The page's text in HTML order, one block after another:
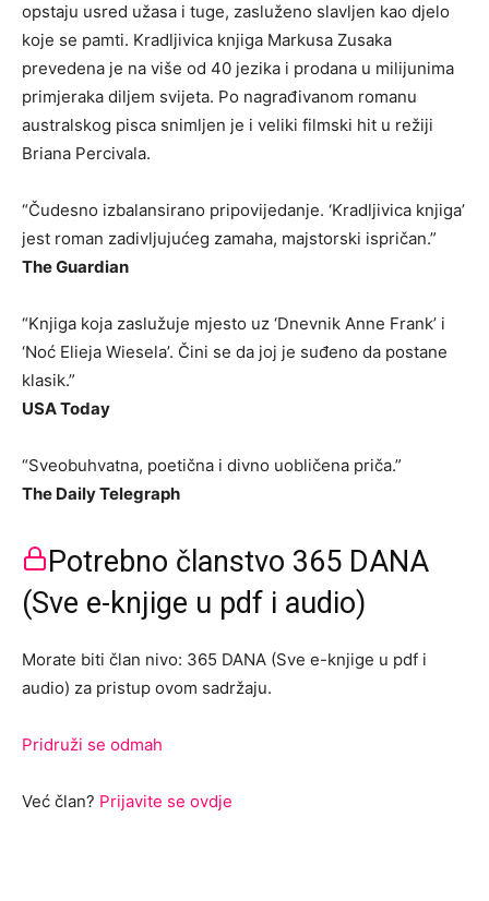
opstaju usred užasa i tuge, zasluženo slavljen kao djelo
koje se pamti. Kradljivica knjiga Markusa Zusaka
prevedena je na više od 40 jezika i prodana u milijunima
primjeraka diljem svijeta. Po nagrađivanom romanu
australskog pisca snimljen je i veliki filmski hit u režiji
Briana Percivala.
“Čudesno izbalansirano pripovijedanje. ‘Kradljivica knjiga’
jest roman zadivljujućeg zamaha, majstorski ispričan.”
The Guardian
“Knjiga koja zaslužuje mjesto uz ‘Dnevnik Anne Frank’ i
‘Noć Elieja Wiesela’. Čini se da joj je suđeno da postane
klasik.”
USA Today
“Sveobuhvatna, poetična i divno uobličena priča.”
The Daily Telegraph
Potrebno članstvo 365 DANA
(Sve e-knjige u pdf i audio)
Morate biti član nivo: 365 DANA (Sve e-knjige u pdf i
audio) za pristup ovom sadržaju.
Pridruži se odmah
Već član? Prijavite se ovdje